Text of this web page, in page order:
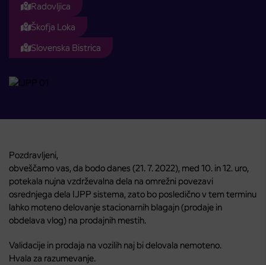
Radovljica
Škofja Loka
Slovenska Bistrica
Pozdravljeni,
obveščamo vas, da bodo danes (21. 7. 2022), med 10. in 12. uro,
potekala nujna vzdrževalna dela na omrežni povezavi
osrednjega dela IJPP sistema, zato bo posledično v tem terminu
lahko moteno delovanje stacionarnih blagajn (prodaje in
obdelava vlog) na prodajnih mestih.
Validacije in prodaja na vozilih naj bi delovala nemoteno.
Hvala za razumevanje.